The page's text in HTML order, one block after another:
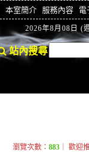
本室簡介 服務內容 電
2026年8月08日 (
站內搜尋
瀏覽次數： 883 ｜ 歡迎